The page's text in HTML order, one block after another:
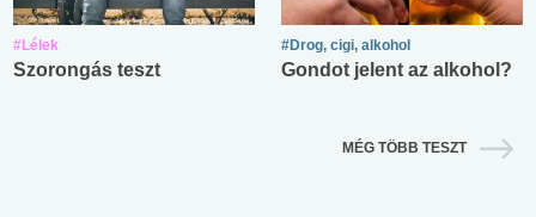
#Lélek
Szorongás teszt
#Drog, cigi, alkohol
Gondot jelent az alkohol?
MÉG TÖBB TESZT